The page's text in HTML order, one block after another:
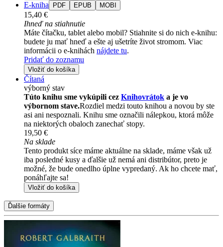
E-kniha PDF EPUB MOBI
15,40 €
Ihneď na stiahnutie
Máte čítačku, tablet alebo mobil? Stiahnite si do nich e-knihu:
budete ju mať hneď a ešte aj ušetríte život stromom. Viac
informácii o e-knihách nájdete tu.
Pridať do zoznamu
Vložiť do košíka
Čítaná
výborný stav
Túto knihu sme vykúpili cez Knihovrátok a je vo
výbornom stave.Rozdiel medzi touto knihou a novou by ste
asi ani nespoznali. Knihu sme označili nálepkou, ktorá môže
na niektorých obaloch zanechať stopy.
19,50 €
Na sklade
Tento produkt síce máme aktuálne na sklade, máme však už
iba posledné kusy a ďalšie už nemá ani distribútor, preto je
možné, že bude onedlho úplne vypredaný. Ak ho chcete mať,
ponáhľajte sa!
Vložiť do košíka
Ďalšie formáty